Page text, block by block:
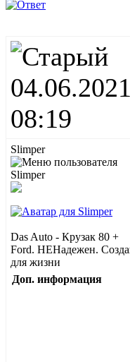
08:19
Slimper
Das Auto - Крузак 80 +
Ford. НЕНадежен.
для жизни
Доп. информация